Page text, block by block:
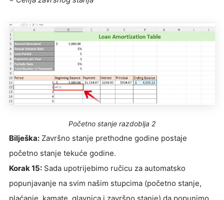
Početno stanje razdoblja 2
Bilješka: Završno stanje prethodne godine postaje
početno stanje tekuće godine.
Korak 15: Sada upotrijebimo ručicu za automatsko
popunjavanje na svim našim stupcima (početno stanje,
plaćanje, kamate, glavnica i završno stanje) da popunimo